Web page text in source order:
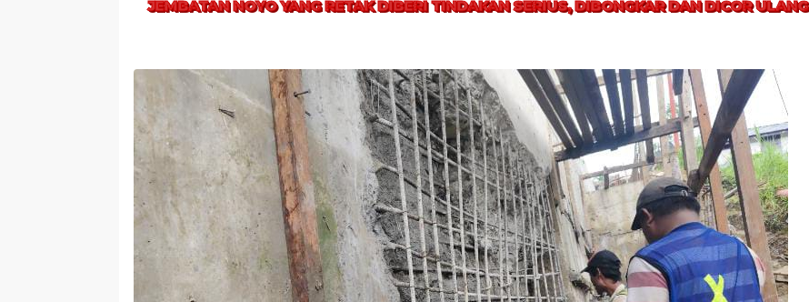
JEMBATAN NOYO YANG RETAK DIBERI TINDAKAN SERIUS, DIBONGKAR DAN DICOR ULANG